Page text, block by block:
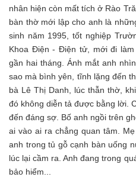
nhân hiện còn mất tích ở Rào
bàn thờ mới lập cho anh là
sinh năm 1995, tốt nghiệp
Khoa Điện - Điện tử, mới đi
gần hai tháng. Ánh mắt anh
sao mà bình yên, tĩnh lặng đến
bà Lê Thị Danh, lúc thẫn thờ,
đó không diễn tả được bằng lời.
đến đáng sợ. Bố anh ngồi trên
ai vào ai ra chẳng quan tâm.
anh trong tủ gỗ cạnh bàn uống
lúc lại cầm ra. Anh đang trong
bảo hiểm...